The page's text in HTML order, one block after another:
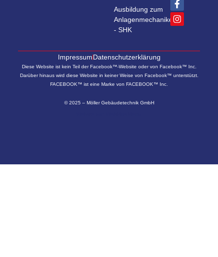
Ausbildung zum
Anlagenmechaniker
- SHK
ImpressumDatenschutzerklärung
Diese Website ist kein Teil der Facebook™-Website oder von Facebook™ Inc.
Darüber hinaus wird diese Website in keiner Weise von Facebook™ unterstützt.
FACEBOOK™ ist eine Marke von FACEBOOK™ Inc.
© 2025 – Möller Gebäudetechnik GmbH